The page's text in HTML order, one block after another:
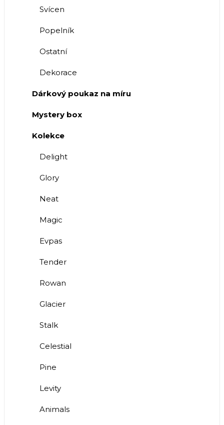
Svícen
Popelník
Ostatní
Dekorace
Dárkový poukaz na míru
Mystery box
Kolekce
Delight
Glory
Neat
Magic
Evpas
Tender
Rowan
Glacier
Stalk
Celestial
Pine
Levity
Animals